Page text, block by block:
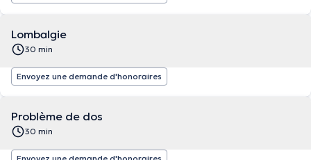
Lombalgie
30 min
Envoyez une demande d'honoraires
Problème de dos
30 min